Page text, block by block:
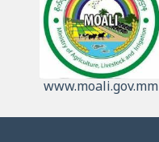
www.moali.gov.mm